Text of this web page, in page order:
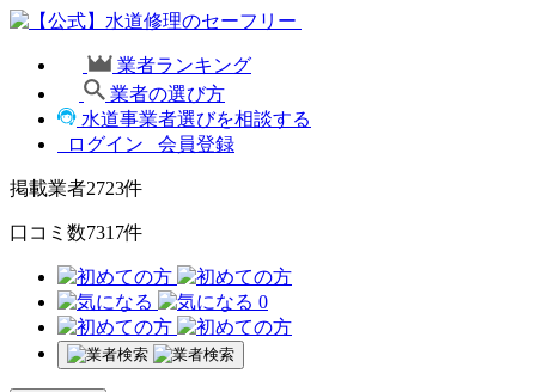
業者ランキング
業者の選び方
水道事業者選びを相談する
ログイン
会員登録
掲載業者2723件
口コミ数7317件
0